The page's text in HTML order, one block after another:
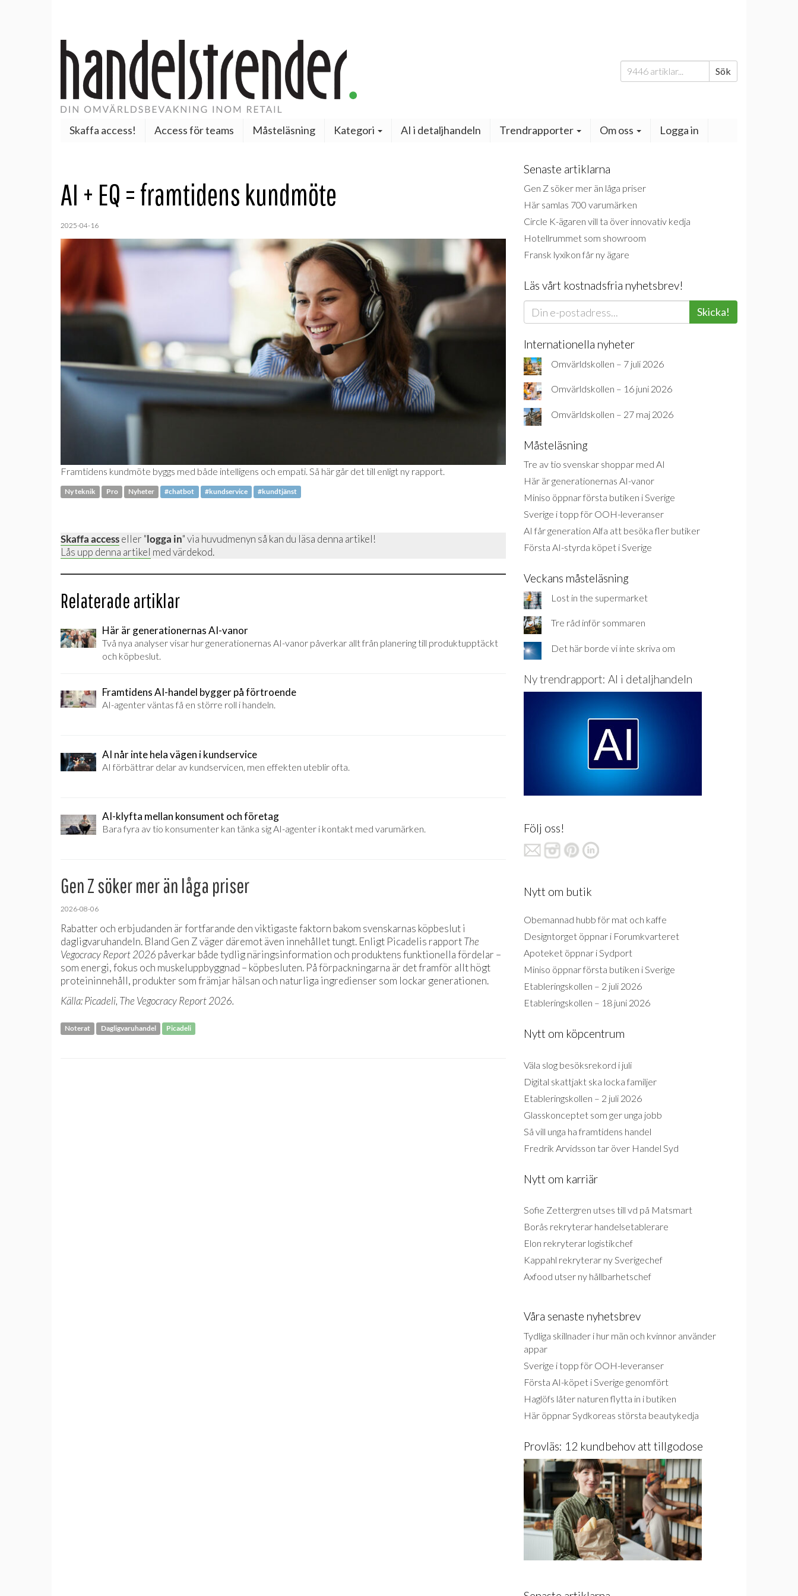
Sök
efter:
Sök
Skaffa access! Access för teams Måsteläsning Kategori AI i detaljhandeln Trendrapporter Om oss Logga in
AI + EQ = framtidens kundmöte
2025-04-16
Framtidens kundmöte byggs med både intelligens och empati. Så här går det till enligt ny rapport.
Ny teknik Pro Nyheter #chatbot #kundservice #kundtjänst
Skaffa accesseller "logga in" via huvudmenyn så kan du läsa denna artikel!
Lås upp denna artikel med värdekod.
Relaterade artiklar
Här är generationernas AI-vanor
Två nya analyser visar hur generationernas AI-vanor påverkar allt från planering till produktupptäckt
och köpbeslut.
Framtidens AI-handel bygger på förtroende
AI-agenter väntas få en större roll i handeln.
AI når inte hela vägen i kundservice
AI förbättrar delar av kundservicen, men effekten uteblir ofta.
AI-klyfta mellan konsument och företag
Bara fyra av tio konsumenter kan tänka sig AI-agenter i kontakt med varumärken.
Gen Z söker mer än låga priser
2026-08-06
Rabatter och erbjudanden är fortfarande den viktigaste faktorn bakom svenskarnas köpbeslut i
dagligvaruhandeln. Bland Gen Z väger däremot även innehållet tungt. Enligt Picadelis rapportThe
Vegocracy Report 2026 påverkar både tydlig näringsinformation och produktens funktionella fördelar –
som energi, fokus och muskeluppbyggnad – köpbesluten. På förpackningarna är det framför allt högt
proteininnehåll, produkter som främjar hälsan och naturliga ingredienser som lockar generationen.
Källa: Picadeli, The Vegocracy Report 2026.
Noterat Dagligvaruhandel Picadeli
Senaste artiklarna
Gen Z söker mer än låga priser
Här samlas 700 varumärken
Circle K-ägaren vill ta över innovativ kedja
Hotellrummet som showroom
Fransk lyxikon får ny ägare
Läs vårt kostnadsfria nyhetsbrev!
Skicka!
Internationella nyheter
Omvärldskollen – 7 juli 2026
Omvärldskollen – 16 juni 2026
Omvärldskollen – 27 maj 2026
Måsteläsning
Tre av tio svenskar shoppar med AI
Här är generationernas AI-vanor
Miniso öppnar första butiken i Sverige
Sverige i topp för OOH-leveranser
AI får generation Alfa att besöka fler butiker
Första AI-styrda köpet i Sverige
Veckans måsteläsning
Lost in the supermarket
Tre råd inför sommaren
Det här borde vi inte skriva om
Ny trendrapport: AI i detaljhandeln
Följ oss!
Nytt om butik
Obemannad hubb för mat och kaffe
Designtorget öppnar i Forumkvarteret
Apoteket öppnar i Sydport
Miniso öppnar första butiken i Sverige
Etableringskollen – 2 juli 2026
Etableringskollen – 18 juni 2026
Nytt om köpcentrum
Väla slog besöksrekord i juli
Digital skattjakt ska locka familjer
Etableringskollen – 2 juli 2026
Glasskonceptet som ger unga jobb
Så vill unga ha framtidens handel
Fredrik Arvidsson tar över Handel Syd
Nytt om karriär
Sofie Zettergren utses till vd på Matsmart
Borås rekryterar handelsetablerare
Elon rekryterar logistikchef
Kappahl rekryterar ny Sverigechef
Axfood utser ny hållbarhetschef
Våra senaste nyhetsbrev
Tydliga skillnader i hur män och kvinnor använder
appar
Sverige i topp för OOH-leveranser
Första AI-köpet i Sverige genomfört
Haglöfs låter naturen flytta in i butiken
Här öppnar Sydkoreas största beautykedja
Provläs: 12 kundbehov att tillgodose